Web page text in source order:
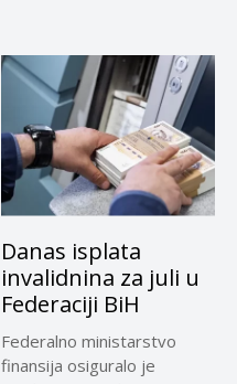
Danas isplata
invalidnina za juli u
Federaciji BiH
Federalno ministarstvo
finansija osiguralo je